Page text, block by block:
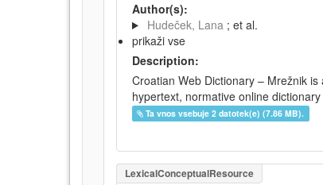
Author(s):
Hudeček, Lana ; et al.
prikaži vse
Description:
Croatian Web Dictionary – Mrežnik
hypertext, normative online
Ta vnos vsebuje 2 datotek(e) (7.86 MB).
LexicalConceptualResource